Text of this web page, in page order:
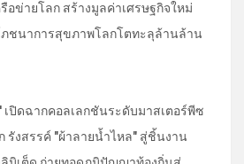
อข่ายโลก สร้างมูลค่าเศรษฐกิจใหม่
ชนาการสุขภาพโลกโตทะลุล้านล้าน
เปิดฉากคอลเลกชันระดับมาสเตอร์พีซ
รังสรรค์ "ผ้าลายน้ำไหล" สู่ชิ้นงาน